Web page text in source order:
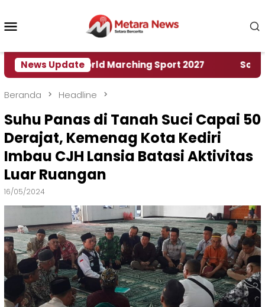
konten
News Update
World Marching Sport 2027 ‎Soal
Beranda Headline
Suhu Panas di Tanah Suci Capai 50
Derajat, Kemenag Kota Kediri
Imbau CJH Lansia Batasi Aktivitas
Luar Ruangan
16/05/2024